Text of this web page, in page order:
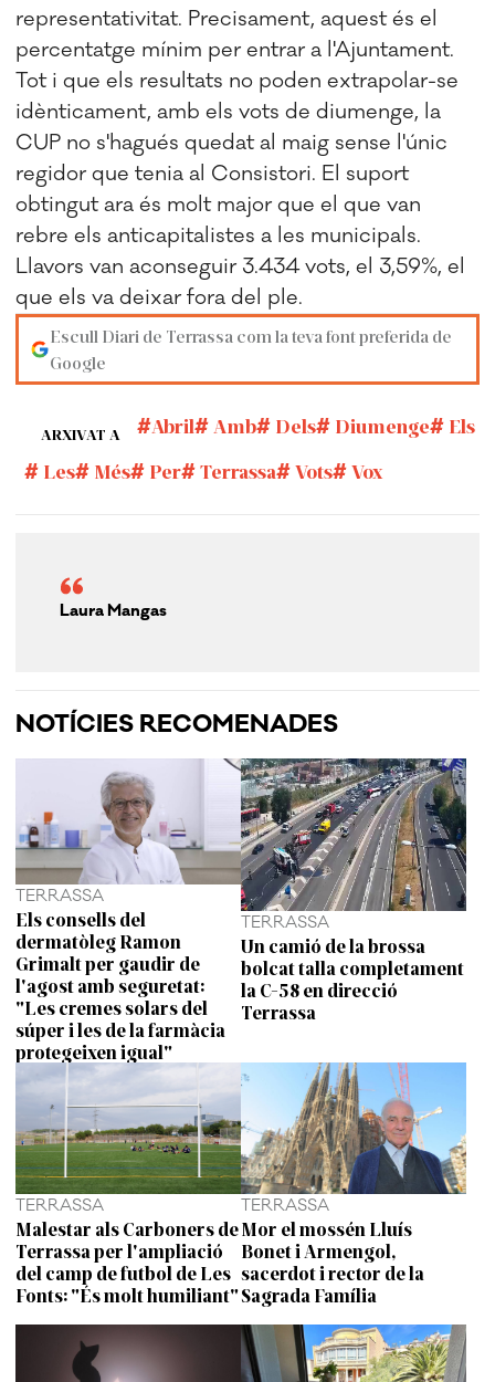
representativitat. Precisament, aquest és el
percentatge mínim per entrar a l'Ajuntament.
Tot i que els resultats no poden extrapolar-se
idènticament, amb els vots de diumenge, la
CUP no s'hagués quedat al maig sense l'únic
regidor que tenia al Consistori. El suport
obtingut ara és molt major que el que van
rebre els anticapitalistes a les municipals.
Llavors van aconseguir 3.434 vots, el 3,59%, el
que els va deixar fora del ple.
Escull Diari de Terrassa com la teva font preferida de
Google
ARXIVAT A Abril Amb Dels Diumenge
Els
Les
Més Per Terrassa Vots Vox
Laura Mangas
NOTÍCIES RECOMENADES
TERRASSA
Els consells del
dermatòleg Ramon
Grimalt per gaudir de
l'agost amb seguretat:
"Les cremes solars del
súper i les de la farmàcia
protegeixen igual"
TERRASSA
Un camió de la brossa
bolcat talla completament
la C-58 en direcció
Terrassa
TERRASSA
Malestar als Carboners de
Terrassa per l'ampliació
del camp de futbol de Les
Fonts: "És molt humiliant"
TERRASSA
Mor el mossén Lluís
Bonet i Armengol,
sacerdot i rector de la
Sagrada Família